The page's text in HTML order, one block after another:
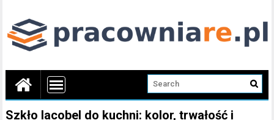
Szkło lacobel do kuchni: kolor, trwałość i